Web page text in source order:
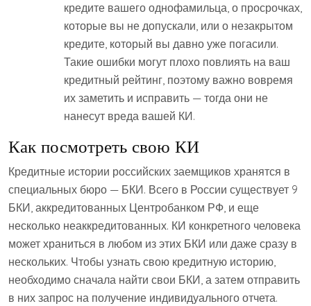
кредите вашего однофамильца, о просрочках,
которые вы не допускали, или о незакрытом
кредите, который вы давно уже погасили.
Такие ошибки могут плохо повлиять на ваш
кредитный рейтинг, поэтому важно вовремя
их заметить и исправить — тогда они не
нанесут вреда вашей КИ.
Как посмотреть свою КИ
Кредитные истории российских заемщиков хранятся в
специальных бюро — БКИ. Всего в России существует 9
БКИ, аккредитованных Центробанком РФ, и еще
несколько неаккредитованных. КИ конкретного человека
может храниться в любом из этих БКИ или даже сразу в
нескольких. Чтобы узнать свою кредитную историю,
необходимо сначала найти свои БКИ, а затем отправить
в них запрос на получение индивидуального отчета.